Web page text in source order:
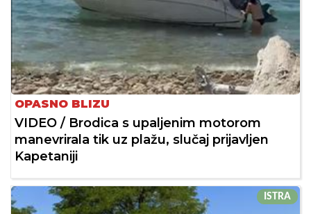
OPASNO BLIZU
VIDEO / Brodica s upaljenim motorom
manevrirala tik uz plažu, slučaj prijavljen
Kapetaniji
ISTRA